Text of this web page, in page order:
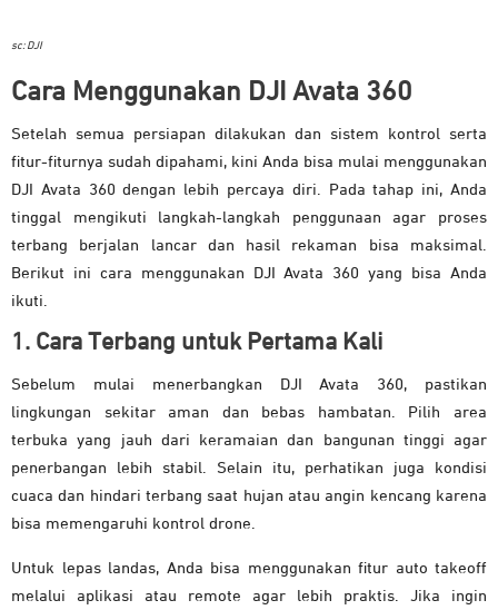
sc: DJI
Cara Menggunakan DJI Avata 360
Setelah semua persiapan dilakukan dan sistem kontrol serta
fitur-fiturnya sudah dipahami, kini Anda bisa mulai menggunakan
DJI Avata 360 dengan lebih percaya diri. Pada tahap ini, Anda
tinggal mengikuti langkah-langkah penggunaan agar proses
terbang berjalan lancar dan hasil rekaman bisa maksimal.
Berikut ini cara menggunakan DJI Avata 360 yang bisa Anda
ikuti.
1. Cara Terbang untuk Pertama Kali
Sebelum mulai menerbangkan DJI Avata 360, pastikan
lingkungan sekitar aman dan bebas hambatan. Pilih area
terbuka yang jauh dari keramaian dan bangunan tinggi agar
penerbangan lebih stabil. Selain itu, perhatikan juga kondisi
cuaca dan hindari terbang saat hujan atau angin kencang karena
bisa memengaruhi kontrol drone.
Untuk lepas landas, Anda bisa menggunakan fitur auto takeoff
melalui aplikasi atau remote agar lebih praktis. Jika ingin